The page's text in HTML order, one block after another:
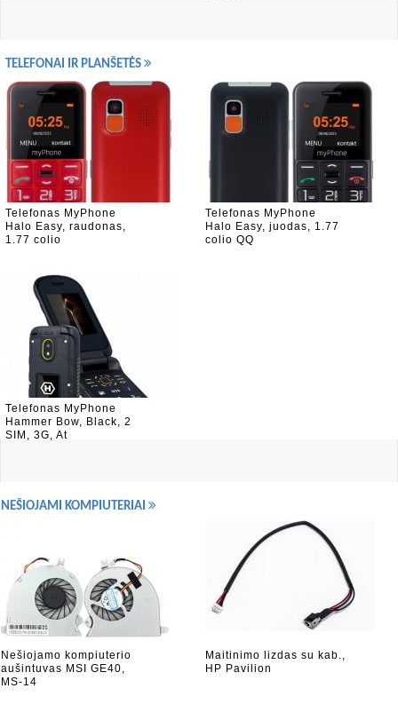
TELEFONAI IR PLANŠETĖS
Telefonas MyPhone
Halo Easy, raudonas,
1.77 colio
Telefonas MyPhone
Halo Easy, juodas, 1.77
colio QQ
Telefonas MyPhone
Hammer Bow, Black, 2
SIM, 3G, At
NEŠIOJAMI KOMPIUTERIAI
Nešiojamo kompiuterio
aušintuvas MSI GE40,
MS-14
Maitinimo lizdas su kab.,
HP Pavilion